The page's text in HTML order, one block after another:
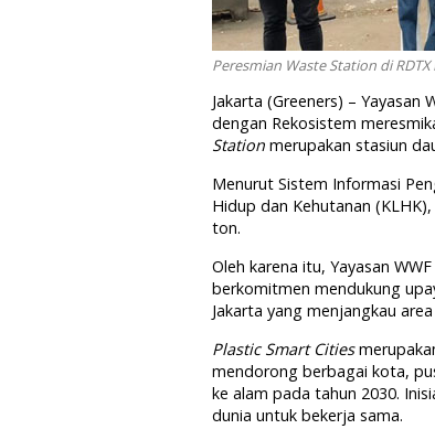
Peresmian Waste Station di
Jakarta (Greeners) –
dengan Rekosistem
Station merupakan stasiun
Menurut Sistem Informasi
Hidup dan Kehutanan
ton.
Oleh karena itu, Yayasan
berkomitmen mendukung
Jakarta yang menjangkau
Plastic Smart Cities
mendorong berbagai kota,
ke alam pada tahun 2030.
dunia untuk bekerja sama.